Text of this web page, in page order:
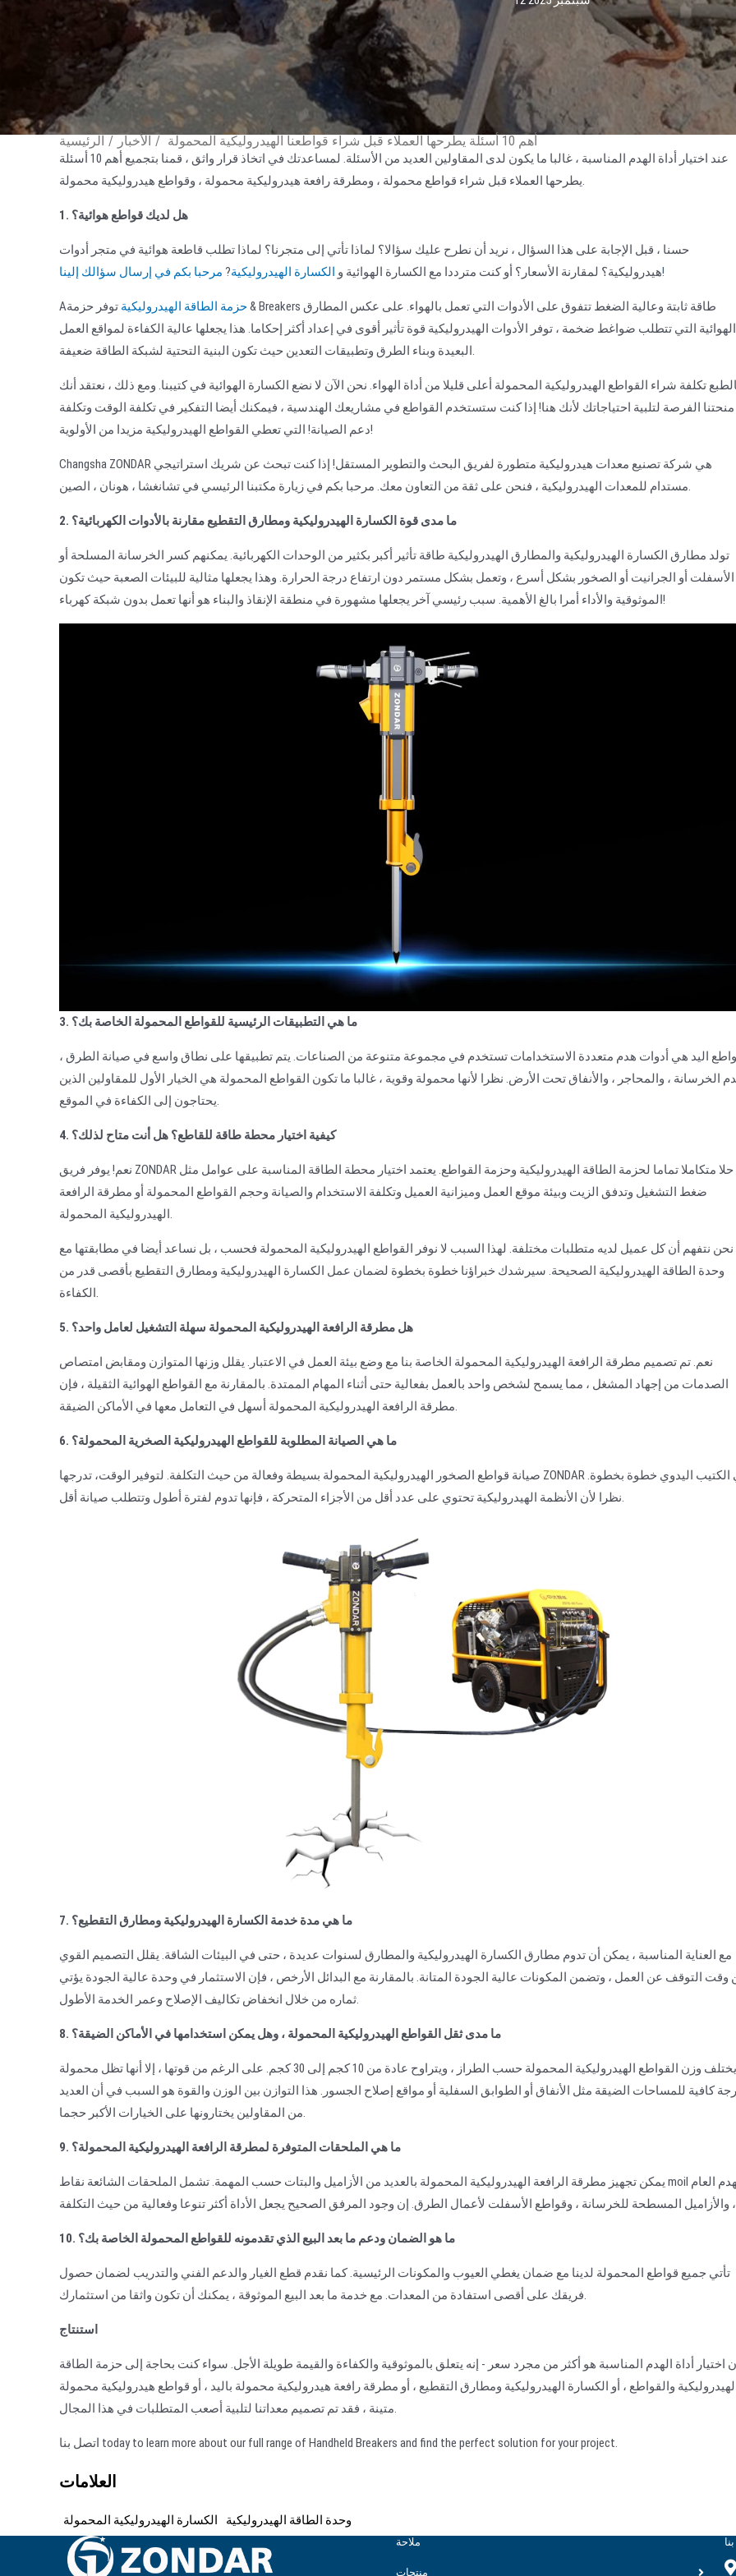
الرئيسية / الأخبار / أهم 10 أسئلة يطرحها العملاء قبل شراء قواطعنا الهيدروليكية المحمولة
عند اختيار أداة الهدم المناسبة ، غالبا ما يكون لدى المقاولين العديد من الأسئلة. لمساعدتك في اتخاذ قرار واثق ، قمنا بتجميع أهم 10 أسئلة
يطرحها العملاء قبل شراء قواطع محمولة ، ومطرقة رافعة هيدروليكية محمولة ، وقواطع هيدروليكية محمولة.
1. هل لديك قواطع هوائية؟
حسنا ، قبل الإجابة على هذا السؤال ، نريد أن نطرح عليك سؤالا؟ لماذا تأتي إلى متجرنا؟ لماذا تطلب قاطعة هوائية في متجر أدوات
هيدروليكية؟ لمقارنة الأسعار؟ أو كنت مترددا مع الكسارة الهوائية و الكسارة الهيدروليكية? مرحبا بكم في إرسال سؤالك إلينا!
A حزمة الطاقة الهيدروليكية توفر حزمة & Breakers طاقة ثابتة وعالية الضغط تتفوق على الأدوات التي تعمل بالهواء. على عكس المطارق
الهوائية التي تتطلب ضواغط ضخمة ، توفر الأدوات الهيدروليكية قوة تأثير أقوى في إعداد أكثر إحكاما. هذا يجعلها عالية الكفاءة لمواقع العمل
البعيدة وبناء الطرق وتطبيقات التعدين حيث تكون البنية التحتية لشبكة الطاقة ضعيفة.
تكلفة شراء القواطع الهيدروليكية المحمولة أعلى قليلا من أداة الهواء. نحن الآن لا نضع الكسارة الهوائية في كتيبنا. ومع ذلك ، نعتقد أنك
منحتنا الفرصة لتلبية احتياجاتك لأنك هنا! إذا كنت ستستخدم القواطع في مشاريعك الهندسية ، فيمكنك أيضا التفكير في تكلفة الوقت وتكلفة
دعم الصيانة! التي تعطي القواطع الهيدروليكية مزيدا من الأولوية!
Changsha ZONDAR هي شركة تصنيع معدات هيدروليكية متطورة لفريق البحث والتطوير المستقل! إذا كنت تبحث عن شريك استراتيجي
مستدام للمعدات الهيدروليكية ، فنحن على ثقة من التعاون معك. مرحبا بكم في زيارة مكتبنا الرئيسي في تشانغشا ، هونان ، الصين.
2. ما مدى قوة الكسارة الهيدروليكية ومطارق التقطيع مقارنة بالأدوات الكهربائية؟
تولد مطارق الكسارة الهيدروليكية والمطارق الهيدروليكية طاقة تأثير أكبر بكثير من الوحدات الكهربائية. يمكنهم كسر الخرسانة المسلحة أو
الأسفلت أو الجرانيت أو الصخور بشكل أسرع ، وتعمل بشكل مستمر دون ارتفاع درجة الحرارة. وهذا يجعلها مثالية للبيئات الصعبة حيث تكون
الموثوقية والأداء أمرا بالغ الأهمية. سبب رئيسي آخر يجعلها مشهورة في منطقة الإنقاذ والبناء هو أنها تعمل بدون شبكة كهرباء!
3. ما هي التطبيقات الرئيسية للقواطع المحمولة الخاصة بك؟
اليد هي أدوات هدم متعددة الاستخدامات تستخدم في مجموعة متنوعة من الصناعات. يتم تطبيقها على نطاق واسع في صيانة الطرق ،
الخرسانة ، والمحاجر ، والأنفاق تحت الأرض. نظرا لأنها محمولة وقوية ، غالبا ما تكون القواطع المحمولة هي الخيار الأول للمقاولين الذين
يحتاجون إلى الكفاءة في الموقع.
4. كيفية اختيار محطة طاقة للقاطع؟ هل أنت متاح لذلك؟
نعم! يوفر فريق ZONDAR حلا متكاملا تماما لحزمة الطاقة الهيدروليكية وحزمة القواطع. يعتمد اختيار محطة الطاقة المناسبة على عوامل مثل
ضغط التشغيل وتدفق الزيت وبيئة موقع العمل وميزانية العميل وتكلفة الاستخدام والصيانة وحجم القواطع المحمولة أو مطرقة الرافعة
الهيدروليكية المحمولة.
نحن نتفهم أن كل عميل لديه متطلبات مختلفة. لهذا السبب لا نوفر القواطع الهيدروليكية المحمولة فحسب ، بل نساعد أيضا في مطابقتها مع
وحدة الطاقة الهيدروليكية الصحيحة. سيرشدك خبراؤنا خطوة بخطوة لضمان عمل الكسارة الهيدروليكية ومطارق التقطيع بأقصى قدر من
الكفاءة.
5. هل مطرقة الرافعة الهيدروليكية المحمولة سهلة التشغيل لعامل واحد؟
نعم. تم تصميم مطرقة الرافعة الهيدروليكية المحمولة الخاصة بنا مع وضع بيئة العمل في الاعتبار. يقلل وزنها المتوازن ومقابض امتصاص
الصدمات من إجهاد المشغل ، مما يسمح لشخص واحد بالعمل بفعالية حتى أثناء المهام الممتدة. بالمقارنة مع القواطع الهوائية الثقيلة ، فإن
مطرقة الرافعة الهيدروليكية المحمولة أسهل في التعامل معها في الأماكن الضيقة.
6. ما هي الصيانة المطلوبة للقواطع الهيدروليكية الصخرية المحمولة؟
صيانة قواطع الصخور الهيدروليكية المحمولة بسيطة وفعالة من حيث التكلفة. لتوفير الوقت، تدرجها ZONDAR في الكتيب اليدوي خطوة بخطوة.
نظرا لأن الأنظمة الهيدروليكية تحتوي على عدد أقل من الأجزاء المتحركة ، فإنها تدوم لفترة أطول وتتطلب صيانة أقل.
7. ما هي مدة خدمة الكسارة الهيدروليكية ومطارق التقطيع؟
مع العناية المناسبة ، يمكن أن تدوم مطارق الكسارة الهيدروليكية والمطارق لسنوات عديدة ، حتى في البيئات الشاقة. يقلل التصميم القوي
وقت التوقف عن العمل ، وتضمن المكونات عالية الجودة المتانة. بالمقارنة مع البدائل الأرخص ، فإن الاستثمار في وحدة عالية الجودة يؤتي
ثماره من خلال انخفاض تكاليف الإصلاح وعمر الخدمة الأطول.
8. ما مدى ثقل القواطع الهيدروليكية المحمولة ، وهل يمكن استخدامها في الأماكن الضيقة؟
يختلف وزن القواطع الهيدروليكية المحمولة حسب الطراز ، ويتراوح عادة من 10 كجم إلى 30 كجم. على الرغم من قوتها ، إلا أنها تظل محمولة
كافية للمساحات الضيقة مثل الأنفاق أو الطوابق السفلية أو مواقع إصلاح الجسور. هذا التوازن بين الوزن والقوة هو السبب في أن العديد
من المقاولين يختارونها على الخيارات الأكبر حجما.
9. ما هي الملحقات المتوفرة لمطرقة الرافعة الهيدروليكية المحمولة؟
يمكن تجهيز مطرقة الرافعة الهيدروليكية المحمولة بالعديد من الأزاميل والبتات حسب المهمة. تشمل الملحقات الشائعة نقاط moil للهدم العام
10. ما هو الضمان ودعم ما بعد البيع الذي تقدمونه للقواطع المحمولة الخاصة بك؟
تأتي جميع قواطع المحمولة لدينا مع ضمان يغطي العيوب والمكونات الرئيسية. كما نقدم قطع الغيار والدعم الفني والتدريب لضمان حصول
فريقك على أقصى استفادة من المعدات. مع خدمة ما بعد البيع الموثوقة ، يمكنك أن تكون واثقا من استثمارك.
استنتاج
إن اختيار أداة الهدم المناسبة هو أكثر من مجرد سعر - إنه يتعلق بالموثوقية والكفاءة والقيمة طويلة الأجل. سواء كنت بحاجة إلى حزمة الطاقة
الهيدروليكية والقواطع ، أو الكسارة الهيدروليكية ومطارق التقطيع ، أو مطرقة رافعة هيدروليكية محمولة باليد ، أو قواطع هيدروليكية محمولة
متينة ، فقد تم تصميم معداتنا لتلبية أصعب المتطلبات في هذا المجال.
اتصل بنا today to learn more about our full range of Handheld Breakers and find the perfect solution for your project.
العلامات
الكسارة الهيدروليكية المحمولة وحدة الطاقة الهيدروليكية
ملاحة
منتجات